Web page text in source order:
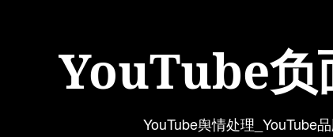
YouTube负
YouTube舆情处理_YouTube